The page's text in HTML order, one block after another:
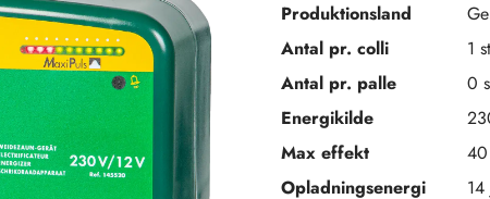
Produktionsland
Antal pr. colli
1
Antal pr. palle
0
Energikilde
Max effekt
Opladningsenergi